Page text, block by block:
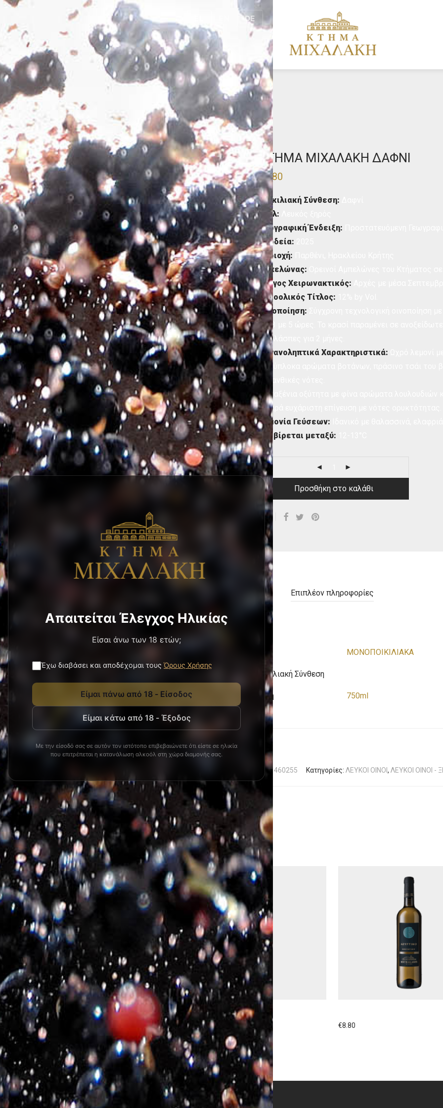
Σχετικά με εμάς Προϊόντα Επικοινωνία
ΠΡΟΪΌΝΤΑ ΚΤΗΜΑ ΜΙΧΑΛΑΚΗ ΔΑΦΝΙ
ΚΤΗΜΑ ΜΙΧΑΛΑΚΗ ΔΑΦΝΙ
€8.80
Ποικιλιακή Σύνθεση:
Στυλ:
Γεωγραφική Ένδειξη:
Εσοδεία:
Περιοχή:
Αμπελώνας:
Τρύγος Χειρωνακτικός:
Αλκοολικός Τίτλος:
Οινοποίηση:
για 3 με 5 ώρες. Το κρασί παραμένει σε
οινολάσπες για 2 μήνες.
Οργανοληπτικά Χαρακτηριστικά:
Πολύπλοκα αρώματα βοτάνων, πράσινο τσάι του
και ανθικές νότες.
Μεταξένια οξύτητα με φίνα αρώματα λουλουδιών
Μακρά ευχάριστη επίγευση με νότες ορυκτότητας.
Αρμονία Γεύσεων:
Σερβίρεται μεταξύ:
Προσθήκη στο καλάθι
Επιπλέον πληροφορίες
ΜΟΝΟΠΟΙΚΙΛΙΑΚΑ
Ποικιλιακή Σύνθεση
Φιάλη 750ml
Κωδικός προϊόντος:460255 Κατηγορίες: ΛΕΥΚΟΙ ΟΙΝΟΙ , ΛΕΥΚΟΙ ΟΙΝΟΙ -
Σχετικά προϊόντα
ΚΤΗΜΑ ΜΙΧΑΛΑΚΗ SAUVIGNON
BLANC
€ 13.00
ΚΤΗΜΑ ΜΙΧΑΛΑΚΗ SYRAH
€13.00 €8.80
DE
Απαιτείται Έλεγχος Ηλικίας
Είσαι άνω των 18 ετών;
Έχω διαβάσει και αποδέχομαι τους Όρους Χρήσης
Είμαι πάνω από 18 - Είσοδος
Είμαι κάτω από 18 - Έξοδος
Με την είσοδό σας σε αυτόν τον ιστότοπο επιβεβαιώνετε ότι είστε σε ηλικία
που επιτρέπεται η κατανάλωση αλκοόλ στη χώρα διαμονής σας.